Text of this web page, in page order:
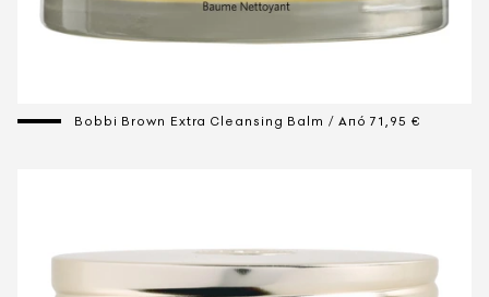
Bobbi Brown Extra Cleansing Balm / Από 71,95 €